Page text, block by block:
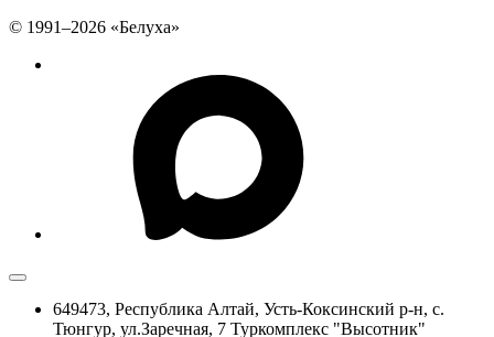
© 1991–2026 «Белуха»
649473, Республика Алтай, Усть-Коксинский р-н, с.
Тюнгур, ул.Заречная, 7 Туркомплекс "Высотник"